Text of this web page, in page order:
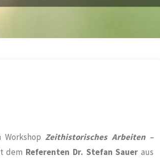
WorkshopZeithistorisches Arbeiten –
dem Referenten Dr. Stefan Saueraus